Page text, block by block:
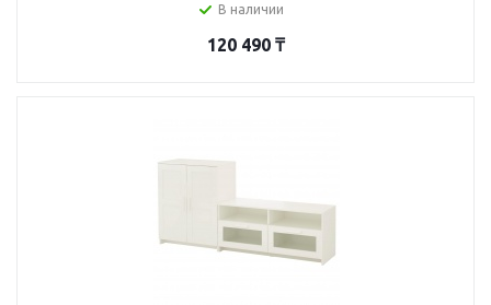
В наличии
120 490 ₸